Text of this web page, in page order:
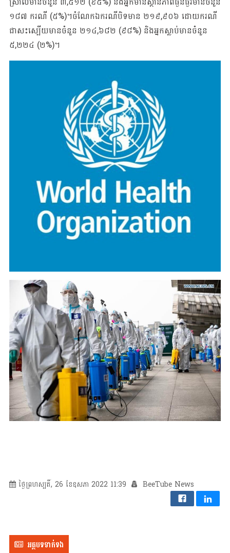
១៨៧ ករណី (៥%)។ចំណែកឯករណីបិទមាន ២១៩,៩០៦ ដោយករណី
ជាសះស្បើយមានចំនួន ២១៤,៦៨២ (៩៨%) និងអ្នកស្លាប់មានចំនួន
៥,២២៤ (២%)។
ថ្ងៃព្រហស្បតិ៍, 26 ខែឧសភា 2022 11:39 BeeTube News
អត្ថបទទាក់ទង